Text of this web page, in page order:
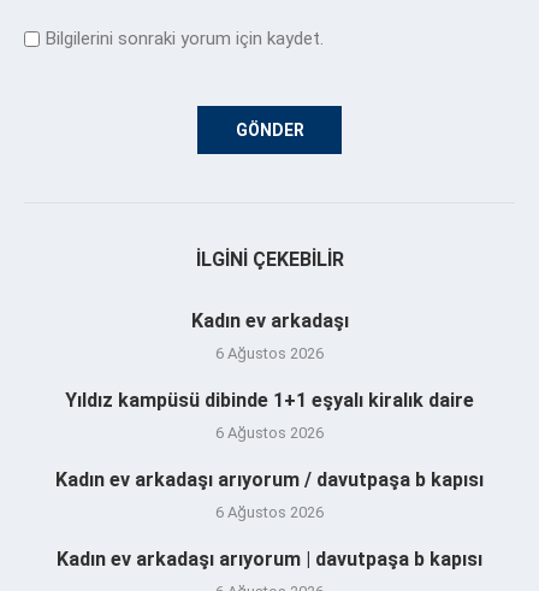
Bilgilerini sonraki yorum için kaydet.
İLGINI ÇEKEBILIR
Kadın ev arkadaşı
6 Ağustos 2026
Yıldız kampüsü dibinde 1+1 eşyalı kiralık daire
6 Ağustos 2026
Kadın ev arkadaşı arıyorum / davutpaşa b kapısı
6 Ağustos 2026
Kadın ev arkadaşı arıyorum | davutpaşa b kapısı